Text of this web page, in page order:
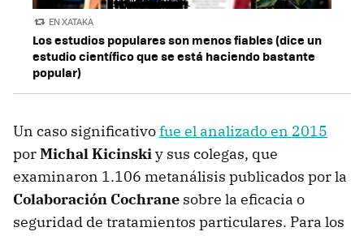
EN XATAKA
Los estudios populares son menos fiables (dice un
estudio científico que se está haciendo bastante
popular)
Un caso significativofue el analizado en 2015
porMichal Kicinskiy sus colegas, que
examinaron 1.106 metanálisis publicados por la
Colaboración Cochrane sobre la eficacia o
seguridad de tratamientos particulares. Para los